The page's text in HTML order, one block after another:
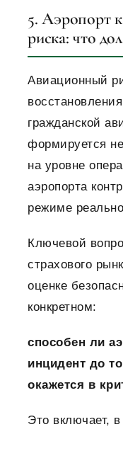
5. Аэропорт
риска: что
Авиационный
гражданской
формируется
на уровне
аэропорта
режиме
Ключевой
страхового
оценке
конкретном:
способен ли
инцидент до
окажется в
Это включает,